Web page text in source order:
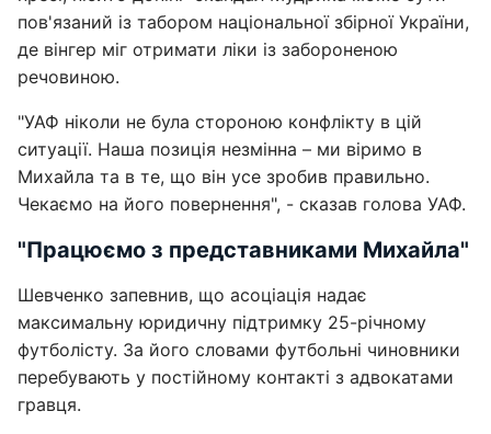
пов'язаний із табором національної збірної України,
де вінгер міг отримати ліки із забороненою
речовиною.
"УАФ ніколи не була стороною конфлікту в цій
ситуації. Наша позиція незмінна – ми віримо в
Михайла та в те, що він усе зробив правильно.
Чекаємо на його повернення", - сказав голова УАФ.
"Працюємо з представниками Михайла"
Шевченко запевнив, що асоціація надає
максимальну юридичну підтримку 25-річному
футболісту. За його словами футбольні чиновники
перебувають у постійному контакті з адвокатами
гравця.